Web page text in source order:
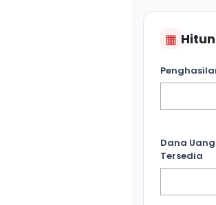
▦
Dana
Tersedia